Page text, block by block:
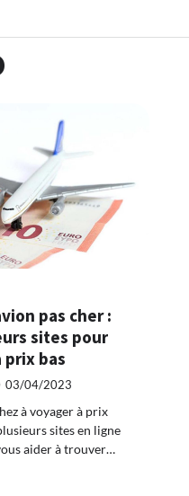
pas cher :
sites pour
prix bas
03/04/2023
à voyager à prix
sites en ligne
aider à trouver…